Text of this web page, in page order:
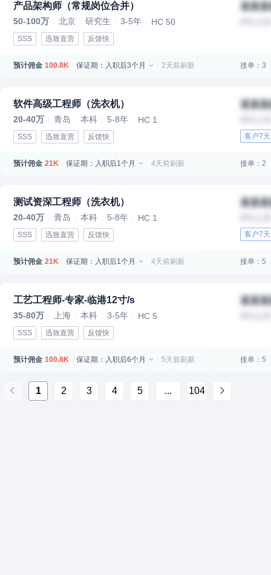
产品架构师（常规岗位合并）
50-100万 北京 研究生 3-5年 HC 50
SSS 迅致直营 反馈快
某某
预计佣金 100.8K 保证期：入职后3个月 2天前刷新 接单：3
软件高级工程师（洗衣机）
20-40万 青岛 本科 5-8年 HC 1
SSS 迅致直营 反馈快
某某
客户7
预计佣金 21K 保证期：入职后1个月 4天前刷新 接单：2
测试资深工程师（洗衣机）
20-40万 青岛 本科 5-8年 HC 1
SSS 迅致直营 反馈快
某某
客户7
预计佣金 21K 保证期：入职后1个月 4天前刷新 接单：5
工艺工程师-专家-临港12寸/s
35-80万 上海 本科 3-5年 HC 5
SSS 迅致直营 反馈快
某某
预计佣金 100.8K 保证期：入职后6个月 5天前刷新 接单：5
1 2 3 4 5 ... 104